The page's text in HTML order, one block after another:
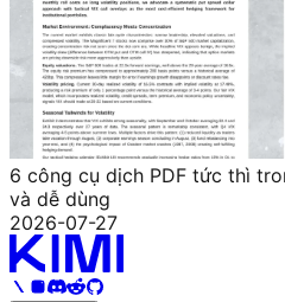
6 công cụ dịch PDF tức thì
và dễ dùng
2026-07-27